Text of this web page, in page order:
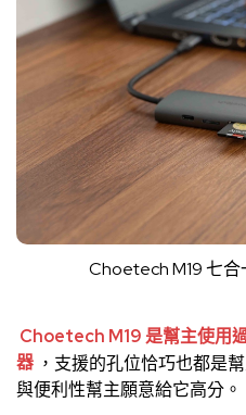
Choetech M19 七合
Choetech M19 是幫主使用
器 ，支援的孔位恰巧也都是
與便利性幫主願意給它高分。